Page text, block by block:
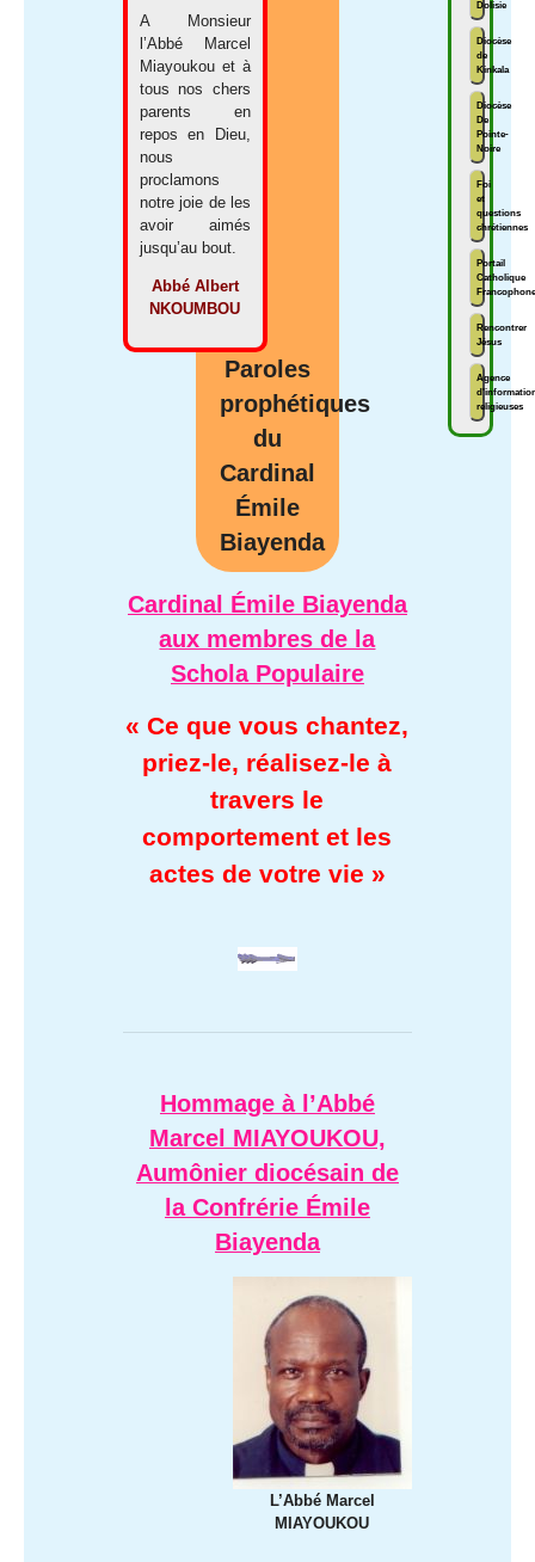
A Monsieur
l’Abbé Marcel
Miayoukou et à
tous nos chers
parents en
repos en Dieu,
nous
proclamons
notre joie de les
avoir aimés
jusqu’au bout.
Abbé Albert
NKOUMBOU
Paroles
prophétiques
du
Cardinal
Émile
Biayenda
Cardinal Émile Biayenda
aux membres de la
Schola Populaire
« Ce que vous chantez,
priez-le, réalisez-le à
travers le
comportement et les
actes de votre vie »
Hommage à l’Abbé
Marcel MIAYOUKOU,
Aumônier diocésain de
la Confrérie Émile
Biayenda
L’Abbé Marcel
MIAYOUKOU
Dolisie
Diocèse
de
Kinkala
Diocèse
De
Pointe-
Noire
Foi
et
questions
chrétiennes
Portail
Catholique
Francophone
Rencontrer
Jésus
Agence
religieuses